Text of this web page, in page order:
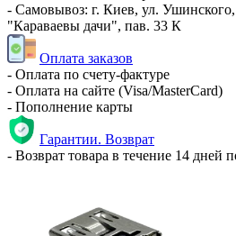
- Самовывоз: г. Киев, ул.
"Караваевы дачи", пав. 33 К
Оплата заказов
- Оплата по счету-фактуре
- Оплата на сайте (Visa/MasterCard)
- Пополнение карты
Гарантии. Возврат
- Возврат товара в течение 14 дней